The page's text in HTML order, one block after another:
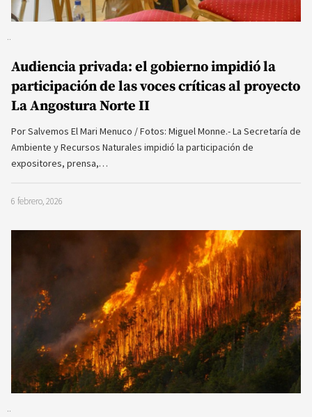
Audiencia privada: el gobierno impidió la
participación de las voces críticas al proyecto
La Angostura Norte II
Por Salvemos El Mari Menuco / Fotos: Miguel Monne.- La Secretaría de
Ambiente y Recursos Naturales impidió la participación de
expositores, prensa,…
6 febrero, 2026